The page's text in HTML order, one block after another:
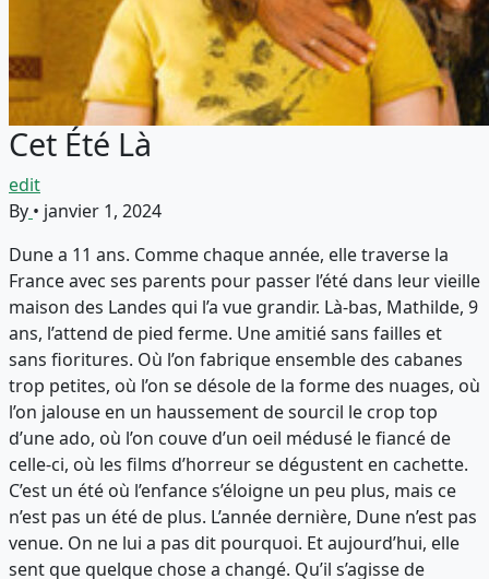
Cet Été Là
edit
By • janvier 1, 2024
Dune a 11 ans. Comme chaque année, elle traverse la
France avec ses parents pour passer l’été dans leur vieille
maison des Landes qui l’a vue grandir. Là-bas, Mathilde, 9
ans, l’attend de pied ferme. Une amitié sans failles et
sans fioritures. Où l’on fabrique ensemble des cabanes
trop petites, où l’on se désole de la forme des nuages, où
l’on jalouse en un haussement de sourcil le crop top
d’une ado, où l’on couve d’un oeil médusé le fiancé de
celle-ci, où les films d’horreur se dégustent en cachette.
C’est un été où l’enfance s’éloigne un peu plus, mais ce
n’est pas un été de plus. L’année dernière, Dune n’est pas
venue. On ne lui a pas dit pourquoi. Et aujourd’hui, elle
sent que quelque chose a changé. Qu’il s’agisse de